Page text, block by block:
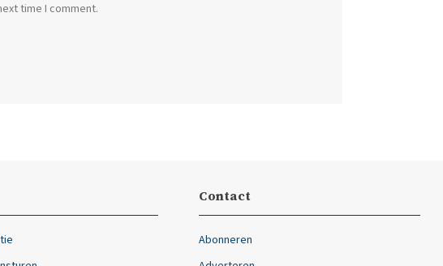
time I comment.
Contact
Abonneren